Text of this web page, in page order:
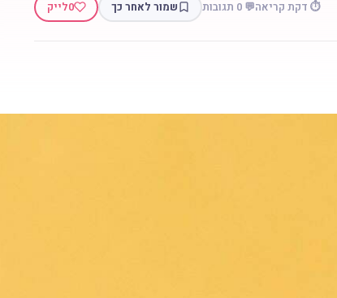
⏱️ דקת קריאה💬 0 תגובות שמור לאחר כך 0לייק